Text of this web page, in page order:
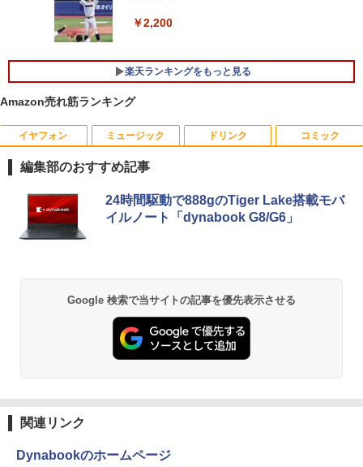
在宅勤務 学生向け 初期設定不要 店長お
まかせ中古厳選 ノートPC ノート パソコ
￥11,980
5
【中古・軽量SSD搭載】新生活応援 新春
ノートパソコン 中古 パソコン NEC Vers
aPro VB-1 12.5型 訳あり 第6世代Core i
3 SSD128GB Windows11＋Office2019
￥13,800
21.5 / 23.8 / 27型 pcモニター 100Hz ゲ
ーミングモニター HDMI 24インチ 1920*
イ 非光沢 VA 4000:1 角度調整 VESA Fre
esync ps4/ps5/xbox スピーカー内蔵 kk
smart
【楽天1位常連・超800冠獲得】黒/白 モ
00Hz /180Hz/165Hz/100Hz ゲーミングモ
ニター 1ms応答 pcモニター パソコン モ
￥2,200
楽天ランキングをもっと見る
Amazon売れ筋ランキング
イヤフォン
Anker Soundcore P40i ブラック
￥7,990
Anker Soundcore P31i ブラック
￥5,990
ミュージック
BRUCE WAYNE feat. Flo Milli, ATL Jacob
[Explicit]
BRUCE WAYNE feat. Flo Milli, ATL Jacob
￥250
ドリンク
【Amazon.co.jp限定】 い・ろ・は・す 2L P
ET ラベルレス ×8本
by Amazon 天然水 ラベルレス 500ml ×24本
ウォーター ペットボトル 静岡県産 500ミリリ
ットル (Smart Basic)
コミック
薬屋のひとりごと 17巻 (デジタル版ビッグガ
ンガンコミックス)
異世界居酒屋「のぶ」(22) (角川コミックス・
￥832
編集部のおすすめ記事
24時間駆動で888gのTiger Lake搭載モバ
イルノート「dynabook G8/G6」
Google 検索で当サイトの記事を優先表示させる
関連リンク
Dynabookのホームページ